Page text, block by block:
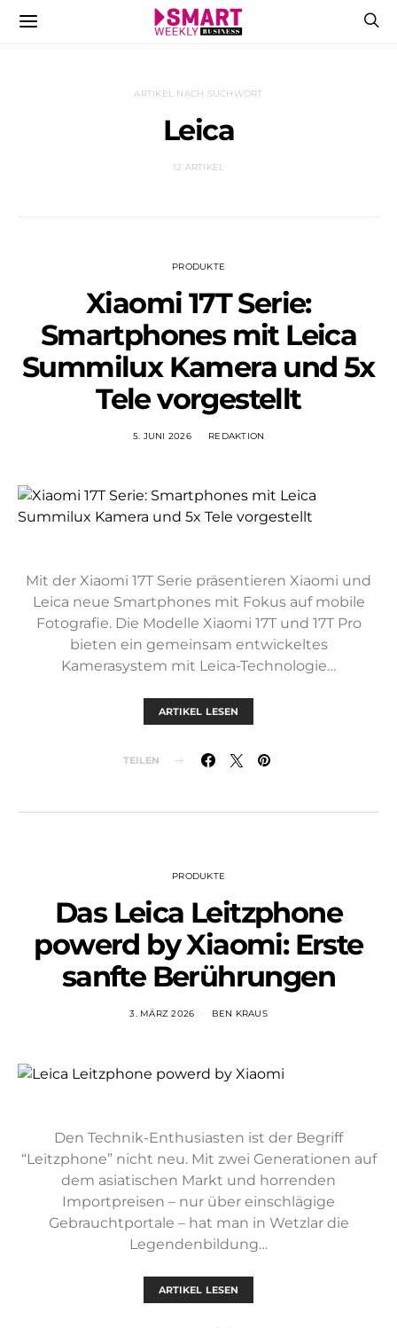
ARTIKEL NACH SUCHWORT
Leica
12 ARTIKEL
PRODUKTE
Xiaomi 17T Serie:
Smartphones mit Leica
Summilux Kamera und 5x
Tele vorgestellt
5. JUNI 2026 REDAKTION
Mit der Xiaomi 17T Serie präsentieren Xiaomi und
Leica neue Smartphones mit Fokus auf mobile
Fotografie. Die Modelle Xiaomi 17T und 17T Pro
bieten ein gemeinsam entwickeltes
Kamerasystem mit Leica-Technologie…
ARTIKEL LESEN
TEILEN
PRODUKTE
Das Leica Leitzphone
powerd by Xiaomi: Erste
sanfte Berührungen
3. MÄRZ 2026 BEN KRAUS
Den Technik-Enthusiasten ist der Begriff
“Leitzphone” nicht neu. Mit zwei Generationen auf
dem asiatischen Markt und horrenden
Importpreisen – nur über einschlägige
Gebrauchtportale – hat man in Wetzlar die
Legendenbildung…
ARTIKEL LESEN